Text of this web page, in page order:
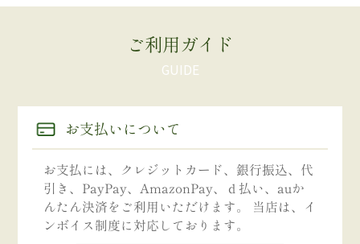
ご利用ガイド
お支払いについて
お支払には、クレジットカード、銀行振込、代
引き、PayPay、AmazonPay、ｄ払い、auか
んたん決済をご利用いただけます。 当店は、イ
ンボイス制度に対応しております。